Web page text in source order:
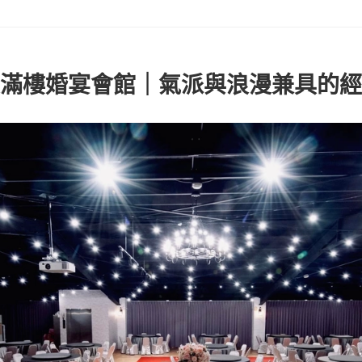
樓婚宴會館｜氣派與浪漫兼具的